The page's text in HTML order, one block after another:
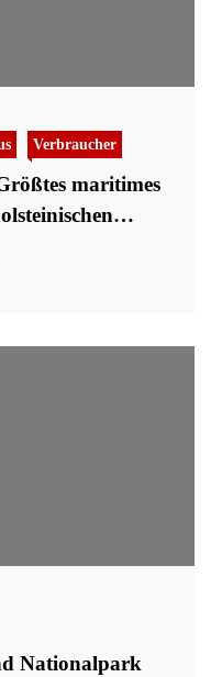
Verbraucher
maritimes
2025
Nationalpark